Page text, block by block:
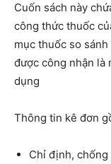
Cuốn sách này
công thức thuốc
mục thuốc so
được công nhận là
dụng
Thông tin kê đơn
Chỉ định,